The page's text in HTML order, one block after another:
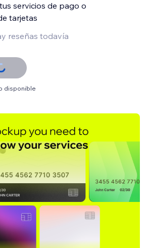
servicios de pago o
tarjetas
reseñas todavía
disponible